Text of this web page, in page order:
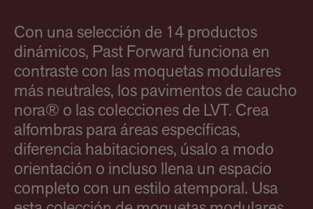
Con una selección de 14 productos
dinámicos, Past Forward funciona en
contraste con las moquetas modulares
más neutrales, los pavimentos de caucho
nora® o las colecciones de LVT. Crea
alfombras para áreas específicas,
diferencia habitaciones, úsalo a modo
orientación o incluso llena un espacio
completo con un estilo atemporal. Usa